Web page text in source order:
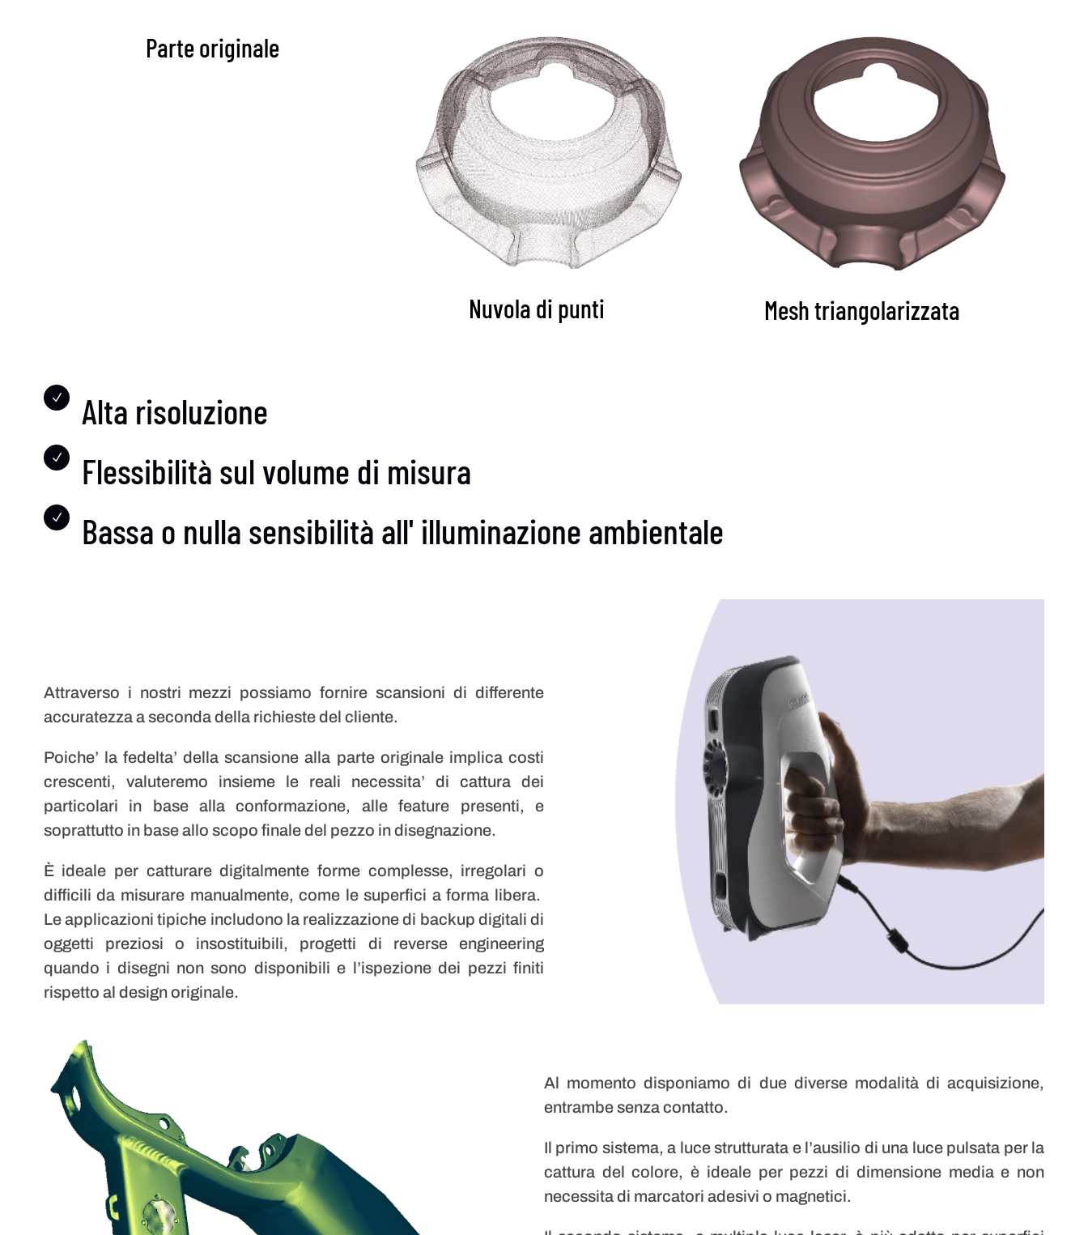
Parte originale
Nuvola di punti Mesh triangolarizzata
N Alta risoluzione
N Flessibilità sul volume di misura
N Bassa o nulla sensibilità all' illuminazione ambientale
Attraverso i nostri mezzi possiamo fornire scansioni di differente
accuratezza a seconda della richieste del cliente.
Poiche’ la fedelta’ della scansione alla parte originale implica costi
crescenti, valuteremo insieme le reali necessita’ di cattura dei
particolari in base alla conformazione, alle feature presenti, e
soprattutto in base allo scopo finale del pezzo in disegnazione.
È ideale per catturare digitalmente forme complesse, irregolari o
difficili da misurare manualmente, come le superfici a forma libera.
Le applicazioni tipiche includono la realizzazione di backup digitali di
oggetti preziosi o insostituibili, progetti di reverse engineering
quando i disegni non sono disponibili e l’ispezione dei pezzi finiti
rispetto al design originale.
Al momento disponiamo di due diverse modalità di acquisizione,
entrambe senza contatto.
Il primo sistema, a luce strutturata e l’ausilio di una luce pulsata per la
cattura del colore, è ideale per pezzi di dimensione media e non
necessita di marcatori adesivi o magnetici.